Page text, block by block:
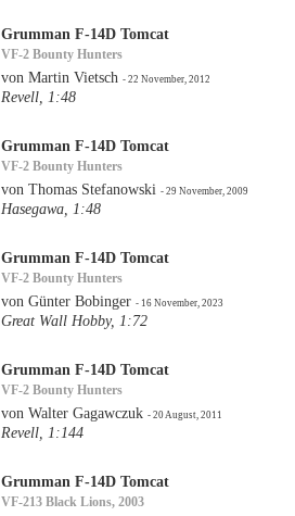
Grumman F-14D Tomcat
VF-2 Bounty Hunters
von Martin Vietsch- 22 November, 2012
Revell, 1:48
Grumman F-14D Tomcat
VF-2 Bounty Hunters
von Thomas Stefanowski- 29 November, 2009
Hasegawa, 1:48
Grumman F-14D Tomcat
VF-2 Bounty Hunters
von Günter Bobinger- 16 November, 2023
Great Wall Hobby, 1:72
Grumman F-14D Tomcat
VF-2 Bounty Hunters
von Walter Gagawczuk- 20 August, 2011
Revell, 1:144
Grumman F-14D Tomcat
VF-213 Black Lions, 2003